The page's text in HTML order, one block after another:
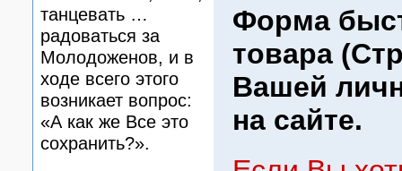
танцевать …
радоваться за
Молодоженов, и в
ходе всего этого
возникает вопрос:
«А как же Все это
сохранить?».
Форма
товара
Вашей
на сайте.